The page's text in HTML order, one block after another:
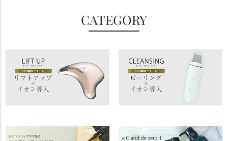
CATEGORY